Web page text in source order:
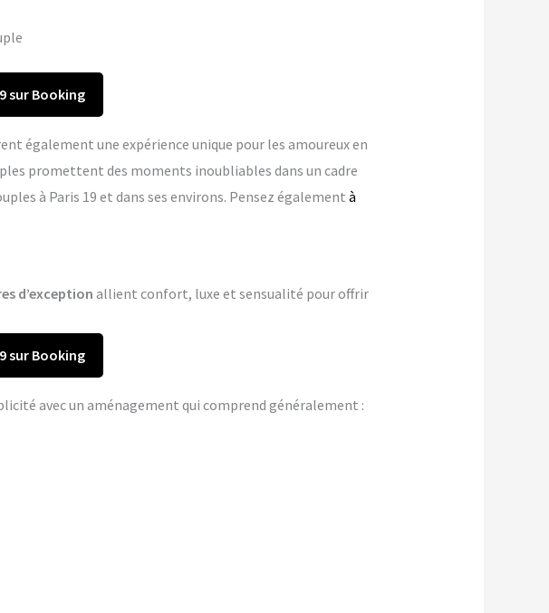
sur Booking
également une expérience unique pour les amoureux en
promettent des moments inoubliables dans un cadre
à Paris 19 et dans ses environs. Pensez également à
d’exception allient confort, luxe et sensualité pour offrir
sur Booking
avec un aménagement qui comprend généralement :